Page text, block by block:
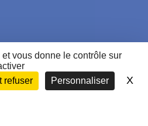
vous donne le contrôle sur
refuser Personnaliser X